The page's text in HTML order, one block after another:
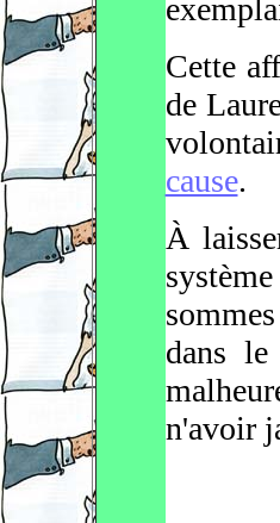
Cette
de
cause.
À
dans
n'avoir